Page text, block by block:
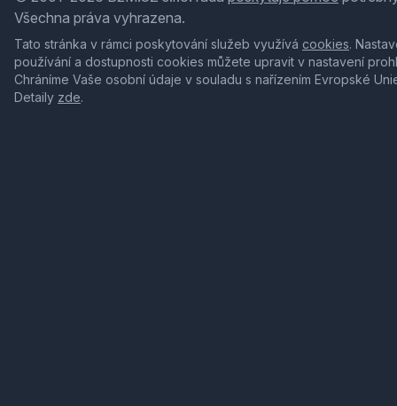
Všechna práva vyhrazena.
Tato stránka v rámci poskytování služeb využívá cookies.
používání a dostupnosti cookies můžete upravit v nastavení
Chráníme Vaše osobní údaje v souladu s nařízením Evropské
Detaily zde.